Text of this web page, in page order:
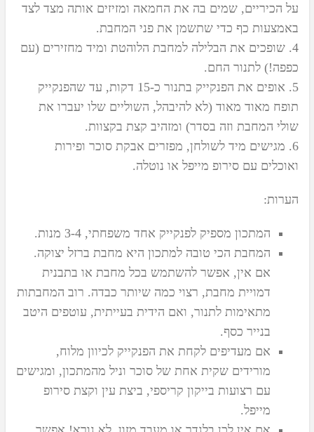
על הכיריים, שמים בה את החמאה ומזיזים אותה מצד לצד
באמצעות כף כדי שתשמן את פני המחבת.
4. שופכים את הבלילה למחבת הלוהטת ומיד מחזירים (עם
כפפה!) לתנור החם.
5. אופים את הפנקייק בתנור כ-15 דקות, עד שהפנקייק
תופח מאוד מאוד (לא להיבהל, השוליים שלו יעברו את
שולי המחבת וזה בסדר) ומזהיב קצת בקצוות.
6. מגישים מיד לשולחן, מפזרים אבקת סוכר ופירות
ואוכלים עם סירופ מייפל או נוטלה.
הערות:
המתכון מספיק לפנקייק אחד משפחתי, 3-4 מנות.
המחבת הכי טובה למתכון היא מחבת ברזל יצוקה.
אם אין, אפשר להשתמש בכל מחבת או בתבנית
דמויית מחבת, רצוי כמה שיותר כבדה. רוב המחבתות
מתאימות לתנור, ואם הידית בעייתית, עוטפים היטב
בנייר כסף.
אם מעדיפים לקחת את הפנקייק לכיוון מלוח,
מורידים שקית אחת של סוכר וניל מהמתכון, ומגישים
עם רצועות בייקון קריספי, ביצת עין וקצת סירופ
מייפל.